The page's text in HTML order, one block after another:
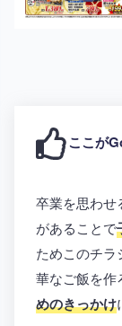
ここが
卒業を思わせ
があることで
ためこのチラ
華なご飯を作
めのきっかけ